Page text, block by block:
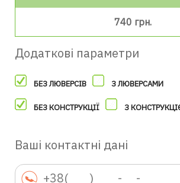
740 грн.
Додаткові параметри
БЕЗ ЛЮВЕРСІВ З ЛЮВЕРСАМИ
БЕЗ КОНСТРУКЦІЇ З
Ваші контактні дані